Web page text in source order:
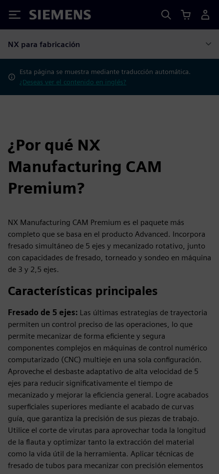
Siemens
NX para fabricación
Esta página se muestra mediante traducción automática.
¿Deseas ver el contenido en inglés?
¿Por qué NX
Manufacturing CAM
Premium?
NX Manufacturing CAM Premium es el paquete más
completo que se basa en el producto Advanced. Incorpora
fresado simultáneo de 5 ejes y mecanizado rotativo, junto
con capacidades de fresado, torneado y sondeo en máquina
de 3 y 2,5 ejes.
Características principales
Fresado de 5 ejes: Las últimas estrategias de trayectoria
permiten un control preciso de las operaciones, lo que
permite mecanizar de forma eficiente y segura
componentes complejos en máquinas de control numérico
computarizado (CNC) multieje en una sola configuración.
Aproveche el desbaste adaptativo de alta velocidad de 5
ejes para reducir significativamente el tiempo de
mecanizado y mejorar la eficiencia general. Logre acabados
superficiales superiores mediante el acabado de curvas
guía, que garantiza la precisión de sus piezas de trabajo.
Utilice el corte de virutas para aprovechar toda la longitud
de la flauta y optimizar tanto la extracción del material
como la vida útil de la herramienta. Aplicar técnicas de
fresado de tubos para mecanizar con precisión elementos